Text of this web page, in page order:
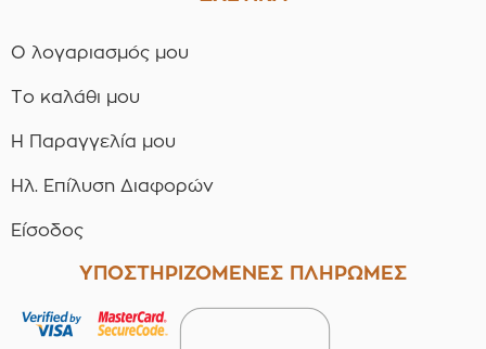
Ο λογαριασμός μου
Το καλάθι μου
Η Παραγγελία μου
Ηλ. Επίλυση Διαφορών
Είσοδος
ΥΠΟΣΤΗΡΙΖΟΜΕΝΕΣ ΠΛΗΡΩΜΕΣ